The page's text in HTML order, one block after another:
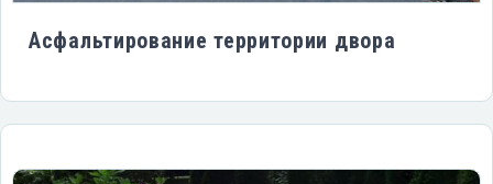
Асфальтирование территории двора